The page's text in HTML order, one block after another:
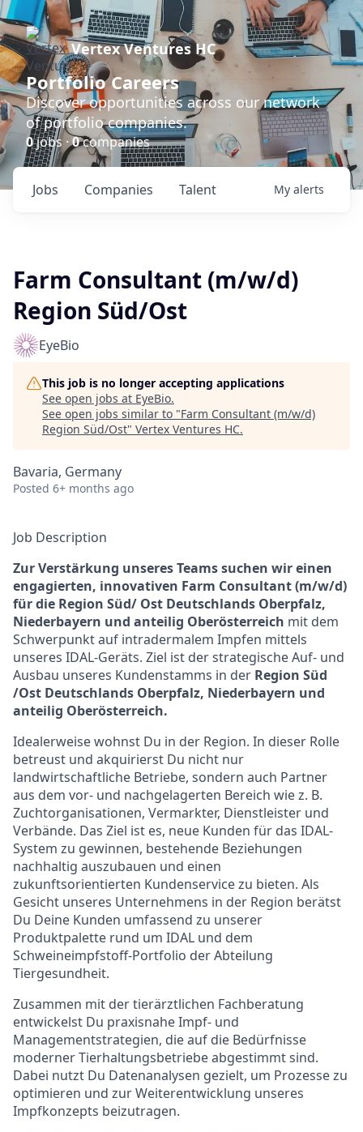
Vertex Ventures HC
Portfolio Careers
Discover opportunities across our network
of portfolio companies.
0jobs ·0companies
Jobs Companies Talent My alerts
Farm Consultant (m/w/d)
Region Süd/Ost
EyeBio
This job is no longer accepting applications
See open jobs at EyeBio.
See open jobs similar to "Farm Consultant (m/w/d)
Region Süd/Ost" Vertex Ventures HC.
Bavaria, Germany
Posted 6+ months ago
Job Description
Zur Verstärkung unseres Teams suchen wir einen
engagierten, innovativen Farm Consultant (m/w/d)
für die Region Süd/ Ost Deutschlands Oberpfalz,
Niederbayern und anteilig Oberösterreich mit dem
Schwerpunkt auf intradermalem Impfen mittels
unseres IDAL-Geräts. Ziel ist der strategische Auf- und
Ausbau unseres Kundenstamms in der Region Süd
/Ost Deutschlands Oberpfalz, Niederbayern und
anteilig Oberösterreich.
Idealerweise wohnst Du in der Region. In dieser Rolle
betreust und akquirierst Du nicht nur
landwirtschaftliche Betriebe, sondern auch Partner
aus dem vor- und nachgelagerten Bereich wie z. B.
Zuchtorganisationen, Vermarkter, Dienstleister und
Verbände. Das Ziel ist es, neue Kunden für das IDAL-
System zu gewinnen, bestehende Beziehungen
nachhaltig auszubauen und einen
zukunftsorientierten Kundenservice zu bieten. Als
Gesicht unseres Unternehmens in der Region berätst
Du Deine Kunden umfassend zu unserer
Produktpalette rund um IDAL und dem
Schweineimpfstoff-Portfolio der Abteilung
Tiergesundheit.
Zusammen mit der tierärztlichen Fachberatung
entwickelst Du praxisnahe Impf- und
Managementstrategien, die auf die Bedürfnisse
moderner Tierhaltungsbetriebe abgestimmt sind.
Dabei nutzt Du Datenanalysen gezielt, um Prozesse zu
optimieren und zur Weiterentwicklung unseres
Impfkonzepts beizutragen.